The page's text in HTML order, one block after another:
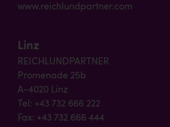
www.reichlundpartner.com
Linz
REICHLUNDPARTNER
Promenade 25b
A-4020 Linz
Tel: +43 732 666 222
Fax: +43 732 666 444